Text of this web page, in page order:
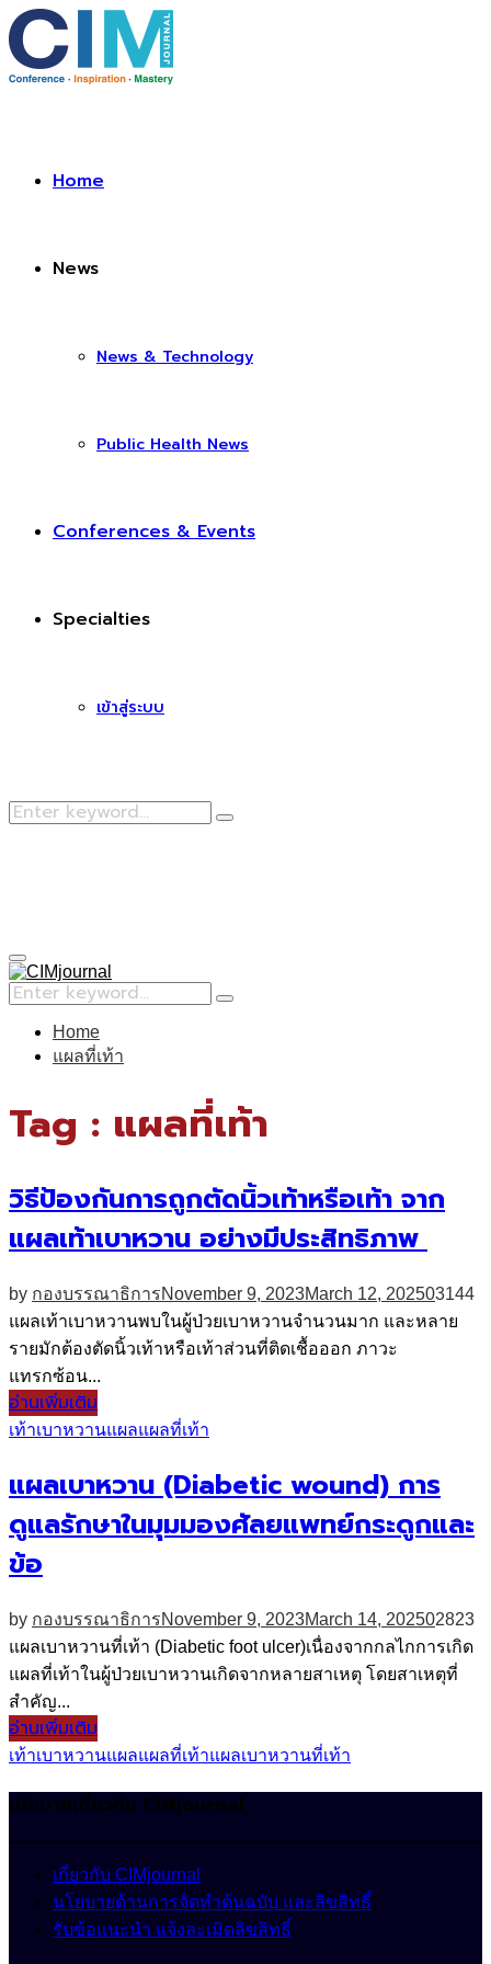
Home
News
News & Technology
Public Health News
Conferences & Events
Specialties
เข้าสู่ระบบ
Search
Search
Primary
Menu
Search
for:
Search
Home
แผลที่เท้า
Tag : แผลที่เท้า
วิธีป้องกันการถูกตัดนิ้วเท้าหรือเท้า จาก
แผลเท้าเบาหวาน อย่างมีประสิทธิภาพ
by กองบรรณาธิการNovember 9, 2023March 12, 202503144
แผลเท้าเบาหวานพบในผู้ป่วยเบาหวานจำนวนมาก และหลาย
รายมักต้องตัดนิ้วเท้าหรือเท้าส่วนที่ติดเชื้อออก ภาวะ
แทรกซ้อน...
อ่านเพิ่มเติม
เท้าเบาหวานแผลแผลที่เท้า
แผลเบาหวาน (Diabetic wound) การ
ดูแลรักษาในมุมมองศัลยแพทย์กระดูกและ
ข้อ
by กองบรรณาธิการNovember 9, 2023March 14, 202502823
แผลเบาหวานที่เท้า (Diabetic foot ulcer)เนื่องจากกลไกการเกิด
แผลที่เท้าในผู้ป่วยเบาหวานเกิดจากหลายสาเหตุ โดยสาเหตุที่
สำคัญ...
อ่านเพิ่มเติม
เท้าเบาหวานแผลแผลที่เท้าแผลเบาหวานที่เท้า
นโยบายเกี่ยวกับ CIMjournal
เกี่ยวกับ CIMjournal
นโยบายด้านการจัดทำต้นฉบับ และลิขสิทธิ์
รับข้อแนะนำ แจ้งละเมิดลิขสิทธิ์